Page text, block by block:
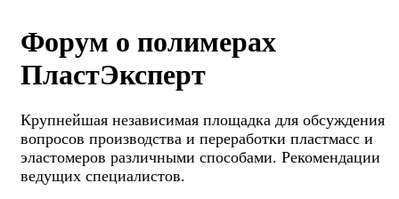
Форум о полимерах
ПластЭксперт
Крупнейшая независимая площадка для обсуждения
вопросов производства и переработки пластмасс и
эластомеров различными способами. Рекомендации
ведущих специалистов.